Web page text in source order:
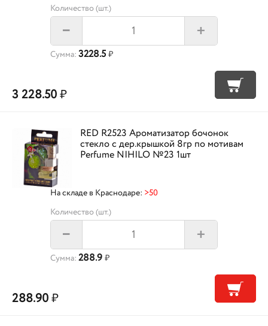
Количество (шт.)
– +
Сумма: 3228.5 ₽
3 228.50₽
RED R2523 Ароматизатор бочонок
стекло с дер.крышкой 8гр по мотивам
Perfume NIHILO №23 1шт
На складе в Краснодаре: >50
Количество (шт.)
– +
Сумма: 288.9 ₽
288.90₽